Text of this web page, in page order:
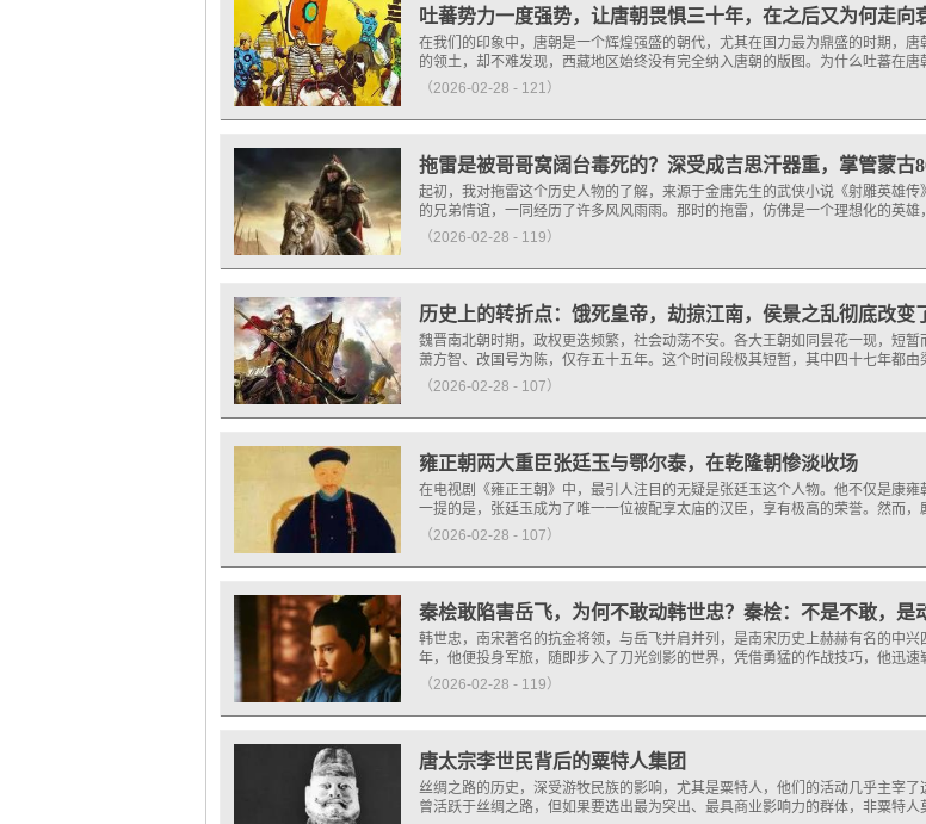
吐蕃势力一度强势，让唐朝畏惧三十年，在之后又为何走向
在我们的印象中，唐朝是一个辉煌强盛的朝代，尤其在国力最为鼎盛的时期，
的领土，却不难发现，西藏地区始终没有完全纳入唐朝的版图。为什么吐蕃在
（2026-02-28 - 121）
拖雷是被哥哥窝阔台毒死的？深受成吉思汗器重，掌管蒙古
起初，我对拖雷这个历史人物的了解，来源于金庸先生的武侠小说《射雕英雄
的兄弟情谊，一同经历了许多风风雨雨。那时的拖雷，仿佛是一个理想化的英
（2026-02-28 - 119）
历史上的转折点：饿死皇帝，劫掠江南，侯景之乱彻底改变
魏晋南北朝时期，政权更迭频繁，社会动荡不安。各大王朝如同昙花一现，短
萧方智、改国号为陈，仅存五十五年。这个时间段极其短暂，其中四十七年都
（2026-02-28 - 107）
雍正朝两大重臣张廷玉与鄂尔泰，在乾隆朝惨淡收场
在电视剧《雍正王朝》中，最引人注目的无疑是张廷玉这个人物。他不仅是康
一提的是，张廷玉成为了唯一一位被配享太庙的汉臣，享有极高的荣誉。然
（2026-02-28 - 107）
秦桧敢陷害岳飞，为何不敢动韩世忠？秦桧：不是不敢，是
韩世忠，南宋著名的抗金将领，与岳飞并肩并列，是南宋历史上赫赫有名的中
年，他便投身军旅，随即步入了刀光剑影的世界，凭借勇猛的作战技巧，他迅
（2026-02-28 - 119）
唐太宗李世民背后的粟特人集团
丝绸之路的历史，深受游牧民族的影响，尤其是粟特人，他们的活动几乎主宰
曾活跃于丝绸之路，但如果要选出最为突出、最具商业影响力的群体，非粟特